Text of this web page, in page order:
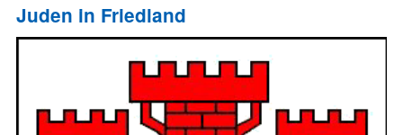
Juden in Friedland